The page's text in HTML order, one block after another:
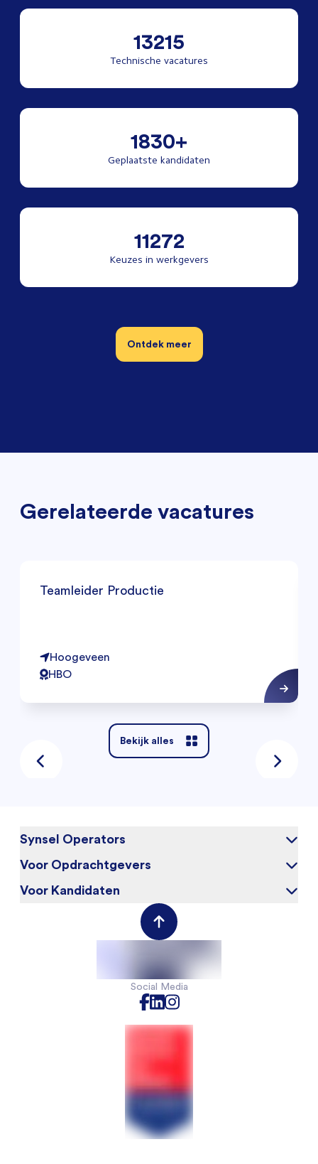
13215
Technische vacatures
1830+
Geplaatste kandidaten
11272
Keuzes in werkgevers
Ontdek meer
Gerelateerde vacatures
Teamleider Productie
Hoogeveen
HBO
Bekijk alles
Synsel Operators
Over ons
Blog
Voor Opdrachtgevers
Waarom Synsel
Voor Kandidaten
Social Media